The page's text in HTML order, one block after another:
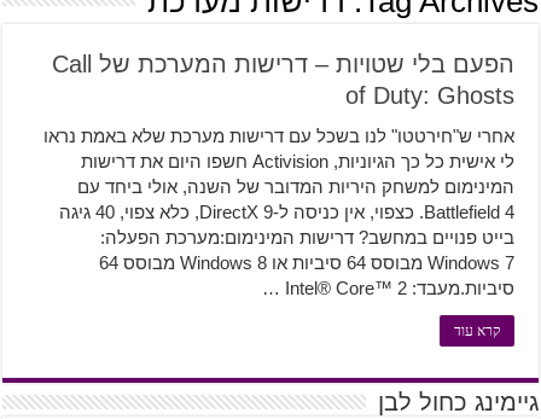
הפעם בלי שטויות – דרישות המערכת של Call
of Duty: Ghosts
אחרי ש"חירטטו" לנו בשכל עם דרישות מערכת שלא באמת נראו
לי אישית כל כך הגיוניות, Activision חשפו היום את דרישות
המינימום למשחק היריות המדובר של השנה, אולי ביחד עם
Battlefield 4. כצפוי, אין כניסה ל-DirectX 9, כלא צפוי, 40 גיגה
בייט פנויים במחשב? דרישות המינימום:מערכת הפעלה:
Windows 7 מבוסס 64 סיביות או Windows 8 מבוסס 64
סיביות.מעבד: Intel® Core™ 2 …
קרא עוד
גיימינג כחול לבן